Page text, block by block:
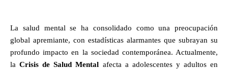
La salud mental se ha consolidado como una preocupación
global apremiante, con estadísticas alarmantes que subrayan su
profundo impacto en la sociedad contemporánea. Actualmente,
laCrisis de Salud Mental afecta a adolescentes y adultos en